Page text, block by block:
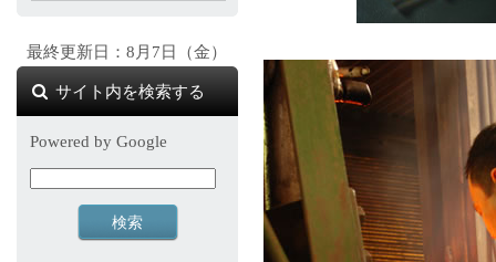
最終更新日：8月7日（金）
サイト内を検索する
Powered by Google